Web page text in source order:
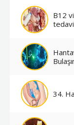
B12
34.